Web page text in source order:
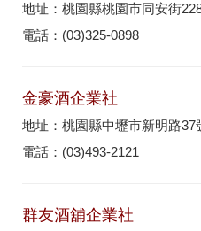
地址：桃園縣桃園市同安街
電話：(03)325-0898
金豪酒企業社
地址：桃園縣中壢市新明路37
電話：(03)493-2121
群友酒舖企業社